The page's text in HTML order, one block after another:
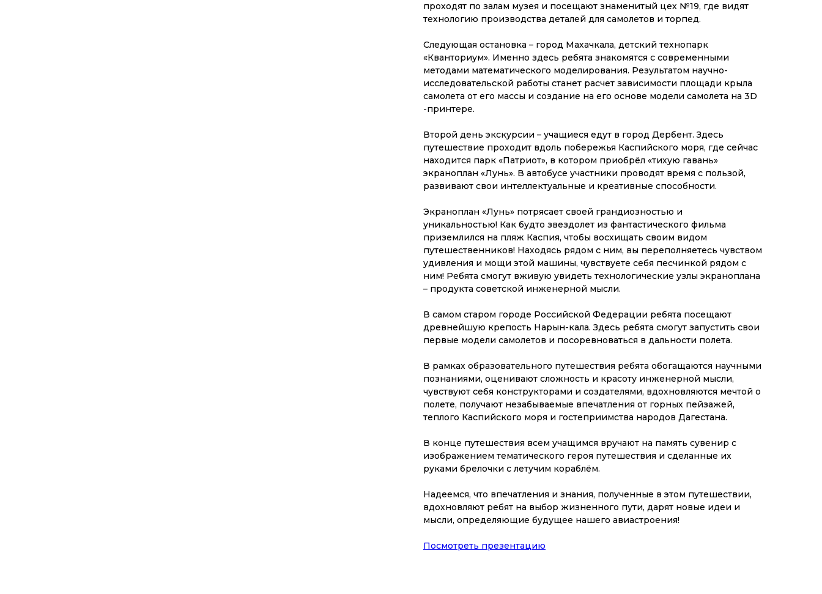
проходят по залам музея и посещают знаменитый цех №19, где видят
технологию производства деталей для самолетов и торпед.
Следующая остановка – город Махачкала, детский технопарк
«Кванториум». Именно здесь ребята знакомятся с современными
методами математического моделирования. Результатом научно-
исследовательской работы станет расчет зависимости площади крыла
самолета от его массы и создание на его основе модели самолета на 3D
-принтере.
Второй день экскурсии – учащиеся едут в город Дербент. Здесь
путешествие проходит вдоль побережья Каспийского моря, где сейчас
находится парк «Патриот», в котором приобрёл «тихую гавань»
экраноплан «Лунь». В автобусе участники проводят время с пользой,
развивают свои интеллектуальные и креативные способности.
Экраноплан «Лунь» потрясает своей грандиозностью и
уникальностью! Как будто звездолет из фантастического фильма
приземлился на пляж Каспия, чтобы восхищать своим видом
путешественников! Находясь рядом с ним, вы переполняетесь чувством
удивления и мощи этой машины, чувствуете себя песчинкой рядом с
ним! Ребята смогут вживую увидеть технологические узлы экраноплана
– продукта советской инженерной мысли.
В самом старом городе Российской Федерации ребята посещают
древнейшую крепость Нарын-кала. Здесь ребята смогут запустить свои
первые модели самолетов и посоревноваться в дальности полета.
В рамках образовательного путешествия ребята обогащаются научными
познаниями, оценивают сложность и красоту инженерной мысли,
чувствуют себя конструкторами и создателями, вдохновляются мечтой о
полете, получают незабываемые впечатления от горных пейзажей,
теплого Каспийского моря и гостеприимства народов Дагестана.
В конце путешествия всем учащимся вручают на память сувенир с
изображением тематического героя путешествия и сделанные их
руками брелочки с летучим кораблём.
Надеемся, что впечатления и знания, полученные в этом путешествии,
вдохновляют ребят на выбор жизненного пути, дарят новые идеи и
мысли, определяющие будущее нашего авиастроения!
Посмотреть презентацию